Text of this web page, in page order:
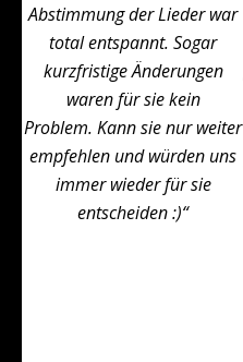
Abstimmung der Lieder war
total entspannt. Sogar
kurzfristige Änderungen
waren für sie kein
Problem. Kann sie nur weiter
empfehlen und würden uns
immer wieder für sie
entscheiden :)“